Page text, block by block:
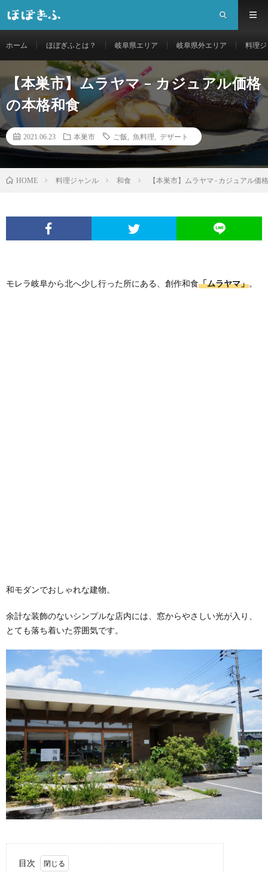
ホーム ほぼぎふとは？ 岐阜県エリア 岐阜県外エリア 料理
【本巣市】ムラヤマ – カジュアル価格
の本格和食
2021.06.23 本巣市 ご飯 魚料理 デザート
HOME 料理ジャンル 和食 【本巣市】ムラヤマ - カジュアル価
モレラ岐阜から北へ少し行った所にある、創作和食「ムラヤマ」。
和モダンでおしゃれな建物。
余計な装飾のないシンプルな店内には、窓からやさしい光が入り、
とても落ち着いた雰囲気です。
目次